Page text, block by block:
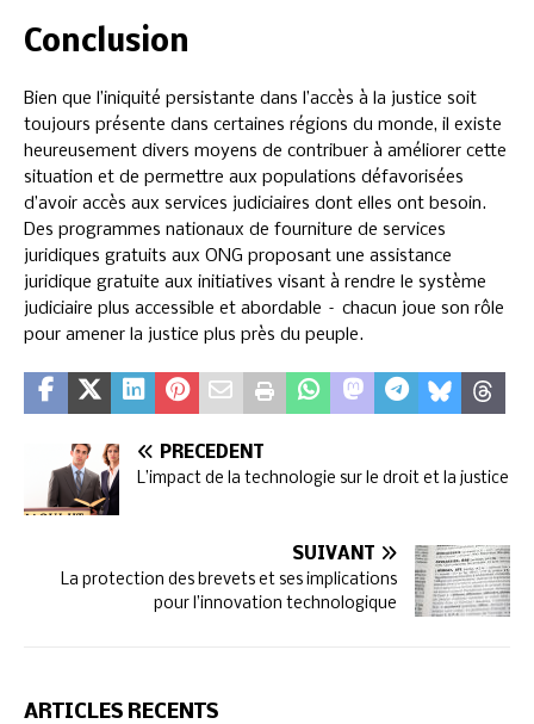
Conclusion
Bien que l’iniquité persistante dans l’accès à la justice soit
toujours présente dans certaines régions du monde, il existe
heureusement divers moyens de contribuer à améliorer cette
situation et de permettre aux populations défavorisées
d’avoir accès aux services judiciaires dont elles ont besoin.
Des programmes nationaux de fourniture de services
juridiques gratuits aux ONG proposant une assistance
juridique gratuite aux initiatives visant à rendre le système
judiciaire plus accessible et abordable – chacun joue son rôle
pour amener la justice plus près du peuple.
PRÉCÉDENT
L’impact de la technologie sur le droit et la justice
SUIVANT
La protection des brevets et ses implications
pour l’innovation technologique
ARTICLES RÉCENTS